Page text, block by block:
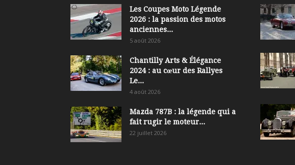
Les Coupes Moto Légende
2026 : la passion des motos
anciennes...
5 août 2026
Chantilly Arts & Élégance
2024 : au cœur des Rallyes
Le...
4 août 2026
Mazda 787B : la légende qui a
fait rugir le moteur...
22 juillet 2026